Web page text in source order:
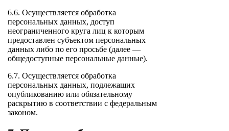
6.6. Осуществляется обработка
персональных данных, доступ
неограниченного круга лиц к которым
предоставлен субъектом персональных
данных либо по его просьбе (далее —
общедоступные персональные данные).
6.7. Осуществляется обработка
персональных данных, подлежащих
опубликованию или обязательному
раскрытию в соответствии с федеральным
законом.